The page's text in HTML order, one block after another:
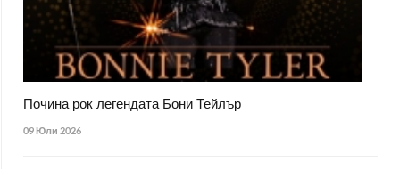
Почина рок легендата Бони Тейлър
09 Юли 2026